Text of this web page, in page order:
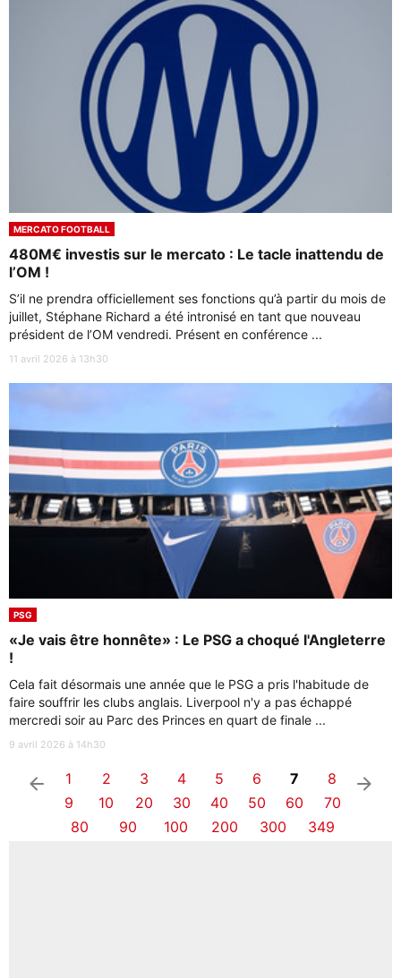
MERCATO FOOTBALL
480M€ investis sur le mercato : Le tacle inattendu de
l’OM !
S’il ne prendra officiellement ses fonctions qu’à partir du mois de
juillet, Stéphane Richard a été intronisé en tant que nouveau
président de l’OM vendredi. Présent en conférence ...
11 avril 2026 à 13h30
PSG
«Je vais être honnête» : Le PSG a choqué l'Angleterre
!
Cela fait désormais une année que le PSG a pris l'habitude de
faire souffrir les clubs anglais. Liverpool n'y a pas échappé
mercredi soir au Parc des Princes en quart de finale ...
9 avril 2026 à 14h30
arrow_left 1 2 3 4 5 6 7
8
9
10 20 30 40 50 60
70
80
90 100 200 300 349
arrow_right